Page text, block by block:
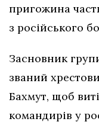
пригожина
з російського
Засновник
званий
Бахмут, щоб
командирів у